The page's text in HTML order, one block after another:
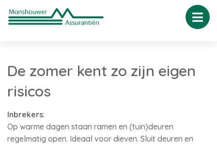
De zomer kent zo zijn eigen
risicos
Inbrekers:
Op warme dagen staan ramen en (tuin)deuren
regelmatig open. Ideaal voor dieven. Sluit deuren en